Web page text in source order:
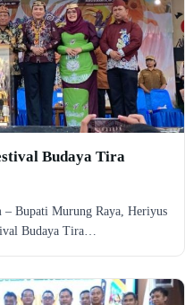
Budaya Tira
Bupati Murung Raya, Heriyus
Budaya Tira…